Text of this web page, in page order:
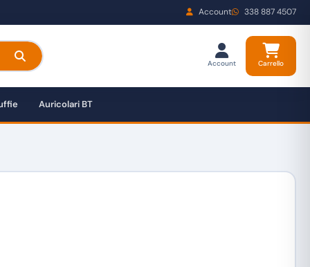
Account 338 887 4507
Account Carrello
Auricolari BT